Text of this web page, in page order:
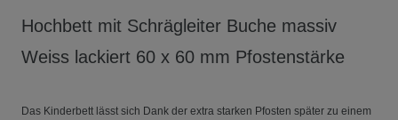
Hochbett mit Schrägleiter Buche massiv
Weiss lackiert 60 x 60 mm Pfostenstärke
Das Kinderbett lässt sich Dank der extra starken Pfosten später zu einem